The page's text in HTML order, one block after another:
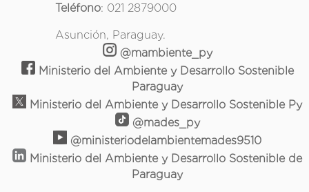
Teléfono: 021 2879000
Asunción, Paraguay.
@mambiente_py
Ministerio del Ambiente y Desarrollo Sostenible
Paraguay
Ministerio del Ambiente y Desarrollo Sostenible Py
@mades_py
@ministeriodelambientemades9510
Ministerio del Ambiente y Desarrollo Sostenible de
Paraguay